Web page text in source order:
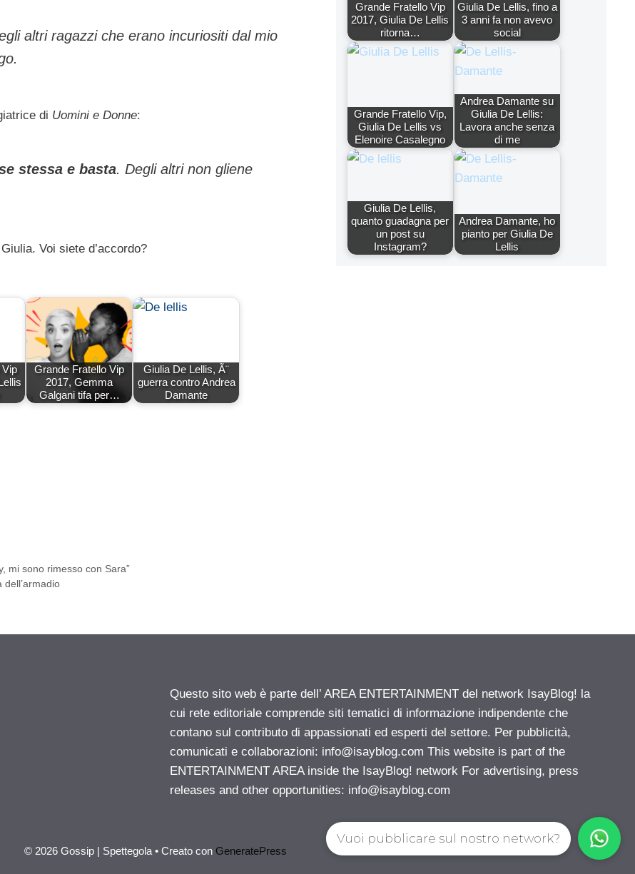
altri ragazzi che erano incuriositi dal mio
di Uomini e Donne:
stessa e basta. Degli altri non gliene
Voi siete d’accordo?
Vip
Grande Fratello Vip
2017, Gemma
Galgani tifa per…
Giulia De Lellis, Ã¨
guerra contro Andrea
Damante
mi sono rimesso con Sara”
Grande Fratello Vip
2017, Giulia De Lellis
ritorna…
Giulia De Lellis, fino a
3 anni fa non avevo
social
Grande Fratello Vip,
Giulia De Lellis vs
Elenoire Casalegno
Andrea Damante su
Giulia De Lellis:
Lavora anche senza
di me
Giulia De Lellis,
quanto guadagna per
un post su
Instagram?
Andrea Damante, ho
pianto per Giulia De
Lellis
Questo sito web è parte dell’ AREA ENTERTAINMENT del network IsayBlog! la
cui rete editoriale comprende siti tematici di informazione indipendente che
contano sul contributo di appassionati ed esperti del settore. Per pubblicità,
comunicati e collaborazioni: info@isayblog.com This website is part of the
ENTERTAINMENT AREA inside the IsayBlog! network For advertising, press
releases and other opportunities: info@isayblog.com
© 2026 Gossip | Spettegola • Creato con GeneratePress
Vuoi pubblicare sul nostro network?